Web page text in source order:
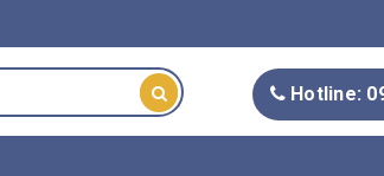
Hotline: